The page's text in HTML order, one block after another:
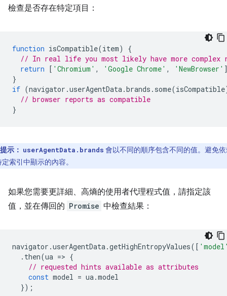
檢查是否存在特定項目：
function isCompatible(item)
{
// In real life you most likely have more complex
return [ 'Chromium' , 'Google Chrome' , 'NewBrowser'
}
if (navigator .userAgentData.brands . some(isCompatible
// browser reports as compatible
}
提示： userAgentData.brands 會以不同的順序包含不同的值。避免
索引中顯示的內容。
如果您需要更詳細、高熵的使用者代理程式值，請指定該
值，並在傳回的 Promise 中檢查結果：
navigator .userAgentData.getHighEntropyValues([
. then(ua => {
// requested hints available as attributes
const model = ua.model
});